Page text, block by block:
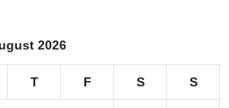
2026
T F S S